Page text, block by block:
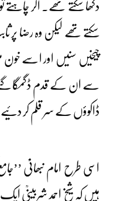
دکھا سکتے تھے۔ اگر چاہتے
سکتے تھے لیکن وہ رضا
چیخیں سنیں اور اسے خون
سے ان کے قدم ڈگمگا گئے
ڈاکوؤں کے سر قلم کر
اسی طرح امام نبھانیؒ
ہیں کہ شیخ احمد